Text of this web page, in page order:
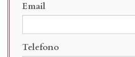
Email
Telefono